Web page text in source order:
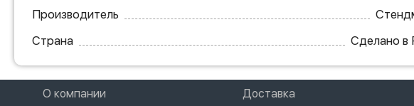
Производитель
Страна
Сделано в
О компании
Доставка